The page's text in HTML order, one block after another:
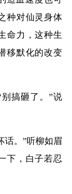
种对仙灵身体
命力，这种生
移默化的改变
搞砸了。”说
话。”听柳如眉
下，白子若忍